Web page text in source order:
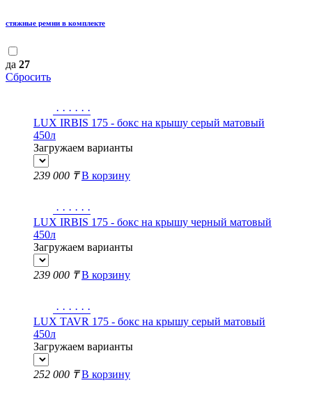
стяжные ремни в комплекте
да 27
Сбросить
· · · · · ·
LUX IRBIS 175 - бокс на крышу серый матовый
450л
Загружаем варианты
239 000 ₸ В корзину
· · · · · ·
LUX IRBIS 175 - бокс на крышу черный матовый
450л
Загружаем варианты
239 000 ₸ В корзину
· · · · · ·
LUX TAVR 175 - бокс на крышу серый матовый
450л
Загружаем варианты
252 000 ₸ В корзину